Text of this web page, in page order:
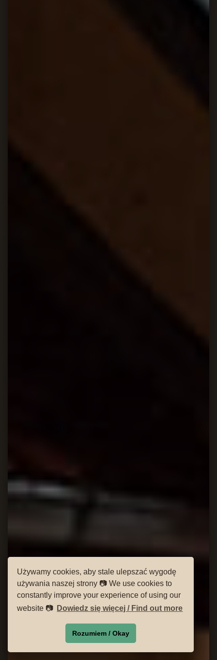
Używamy cookies, aby stale ulepszać wygodę
używania naszej strony 📷 We use cookies to
constantly improve your experience of using our
website 📷 Dowiedz się więcej / Find out more
Rozumiem / Okay